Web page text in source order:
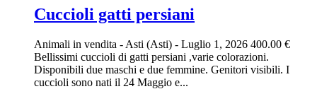
Cuccioli gatti persiani
Animali in vendita - Asti (Asti) - Luglio 1, 2026 400.00 €
Bellissimi cuccioli di gatti persiani ,varie colorazioni.
Disponibili due maschi e due femmine. Genitori visibili. I
cuccioli sono nati il 24 Maggio e...